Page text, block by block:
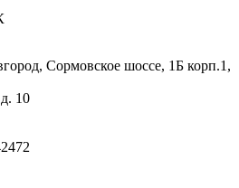
Сормовское шоссе, 1Б корп.1,
10